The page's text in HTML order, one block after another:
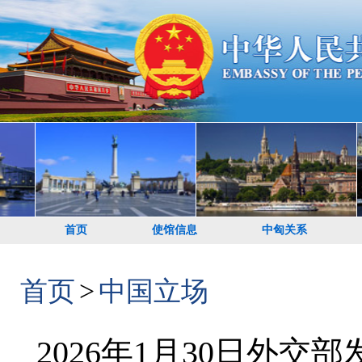
首页 使馆信息 中匈关系
首页>中国立场
2026年1月30日外交